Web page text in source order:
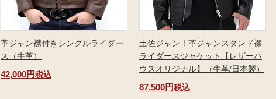
革ジャン襟付きシングルライダー
ス（牛革）
42,000円税込
土佐ジャン！革ジャンスタンド襟
ライダースジャケット【レザーハ
ウスオリジナル】（牛革/日本製）
87,500円税込